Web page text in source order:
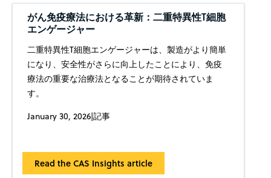
がん免疫療法における革新：二重特異性T細胞
エンゲージャー
二重特異性T細胞エンゲージャーは、製造がより簡単
になり、安全性がさらに向上したことにより、免疫
療法の重要な治療法となることが期待されていま
す。
January 30, 2026|記事
Read the CAS Insights article